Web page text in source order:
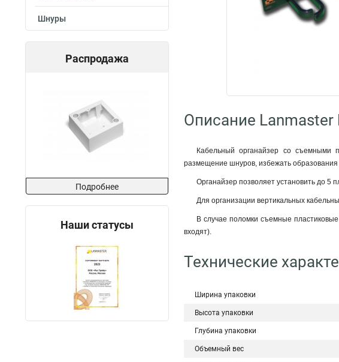
Шнуры
Распродажа
Подробнее
Наши статусы
Описание Lanmaster
Кабельный органайзер со съемными
размещение шнуров, избежать
Органайзер позволяет установить до 5
Для организации вертикальных
В случае поломки съемные
входят).
Технические
Ширина упаковки
Высота упаковки
Глубина упаковки
Объемный вес